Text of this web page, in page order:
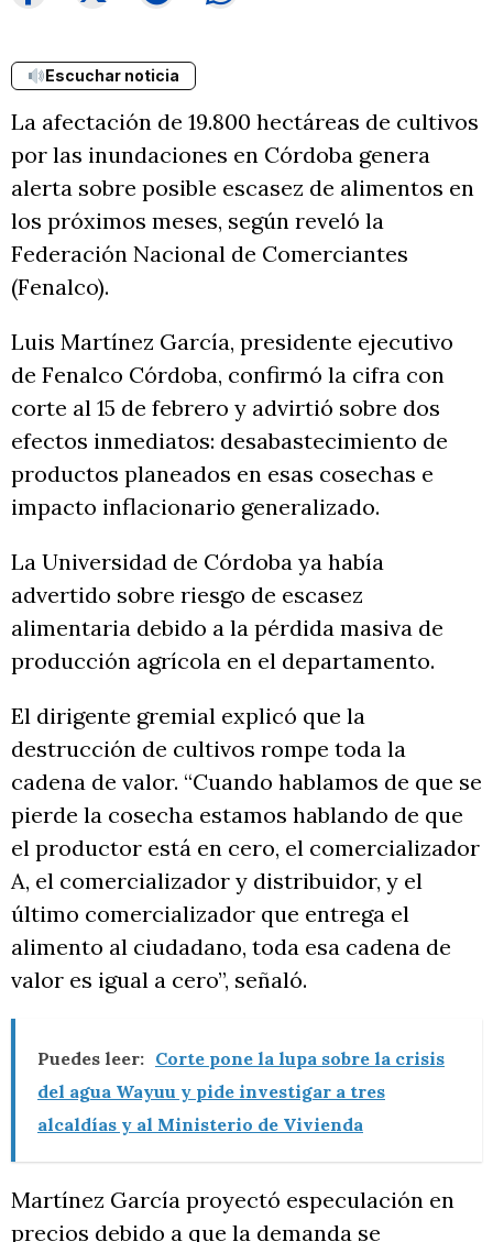
Escuchar noticia
La afectación de 19.800 hectáreas de cultivos
por las inundaciones en Córdoba genera
alerta sobre posible escasez de alimentos en
los próximos meses, según reveló la
Federación Nacional de Comerciantes
(Fenalco).
Luis Martínez García, presidente ejecutivo
de Fenalco Córdoba, confirmó la cifra con
corte al 15 de febrero y advirtió sobre dos
efectos inmediatos: desabastecimiento de
productos planeados en esas cosechas e
impacto inflacionario generalizado.
La Universidad de Córdoba ya había
advertido sobre riesgo de escasez
alimentaria debido a la pérdida masiva de
producción agrícola en el departamento.
El dirigente gremial explicó que la
destrucción de cultivos rompe toda la
cadena de valor. “Cuando hablamos de que se
pierde la cosecha estamos hablando de que
el productor está en cero, el comercializador
A, el comercializador y distribuidor, y el
último comercializador que entrega el
alimento al ciudadano, toda esa cadena de
valor es igual a cero”, señaló.
Puedes leer: Corte pone la lupa sobre la crisis
del agua Wayuu y pide investigar a tres
alcaldías y al Ministerio de Vivienda
Martínez García proyectó especulación en
precios debido a que la demanda se